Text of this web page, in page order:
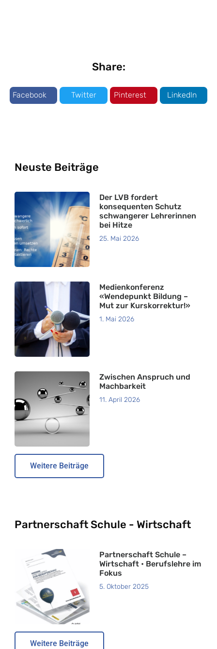
Share:
Facebook Twitter Pinterest LinkedIn
Neuste Beiträge
Der LVB fordert
konsequenten Schutz
schwangerer Lehrerinnen
bei Hitze
25. Mai 2026
Medienkonferenz
«Wendepunkt Bildung –
Mut zur Kurskorrektur!»
1. Mai 2026
Zwischen Anspruch und
Machbarkeit
11. April 2026
Weitere Beiträge
Partnerschaft Schule - Wirtschaft
Partnerschaft Schule –
Wirtschaft • Berufslehre im
Fokus
5. Oktober 2025
Weitere Beiträge